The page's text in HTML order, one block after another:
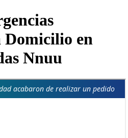
Domicilio en
Nnuu